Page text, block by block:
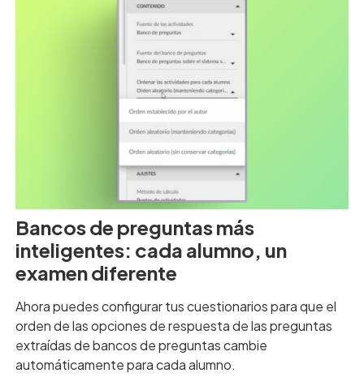
Bancos de preguntas más
inteligentes: cada alumno, un
examen diferente
Ahora puedes configurar tus cuestionarios para que el
orden de las opciones de respuesta de las preguntas
extraídas de bancos de preguntas cambie
automáticamente para cada alumno.